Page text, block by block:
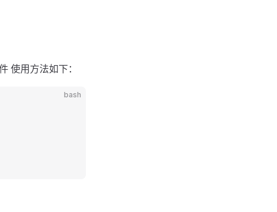
使用方法如下：
bash